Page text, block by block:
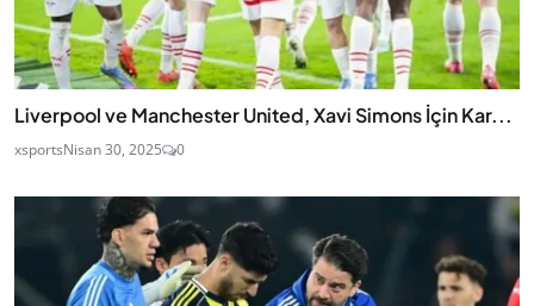
Liverpool ve Manchester United, Xavi Simons İçin Kar...
xsportsNisan 30, 2025 0